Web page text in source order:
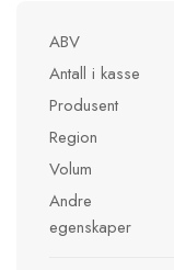
ABV
Antall i kasse
Produsent
Region
Volum
Andre
egenskaper